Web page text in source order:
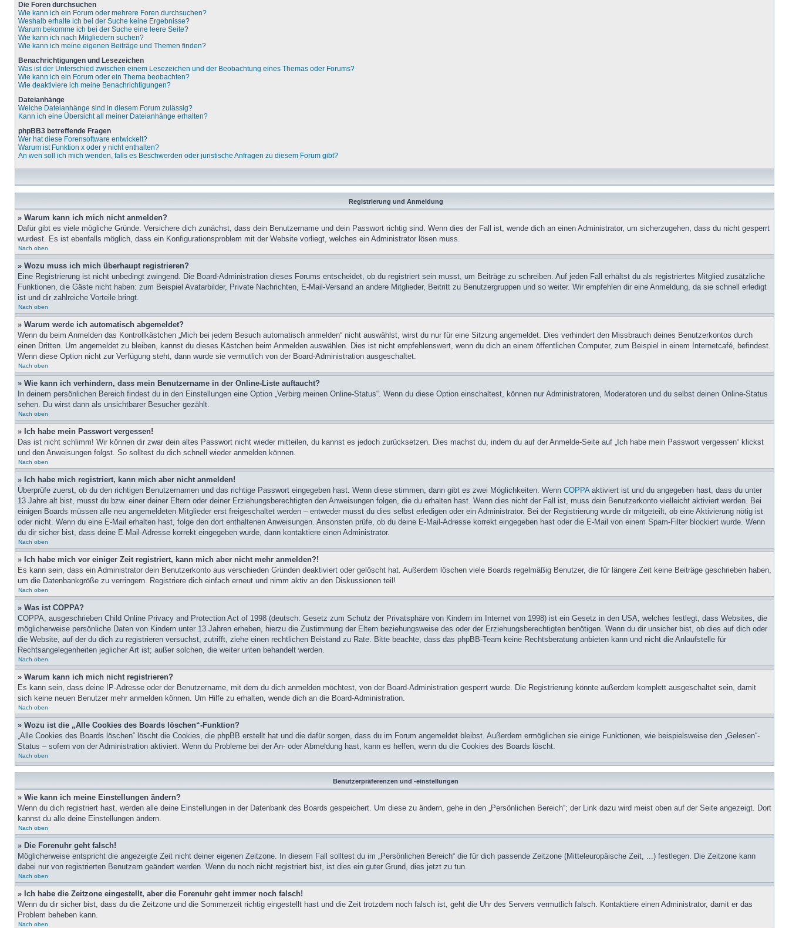
Die Foren durchsuchen
Wie kann ich ein Forum oder mehrere Foren durchsuchen?
Weshalb erhalte ich bei der Suche keine Ergebnisse?
Warum bekomme ich bei der Suche eine leere Seite?
Wie kann ich nach Mitgliedern suchen?
Wie kann ich meine eigenen Beiträge und Themen finden?
Benachrichtigungen und Lesezeichen
Was ist der Unterschied zwischen einem Lesezeichen und der Beobachtung eines Themas oder Forums?
Wie kann ich ein Forum oder ein Thema beobachten?
Wie deaktiviere ich meine Benachrichtigungen?
Dateianhänge
Welche Dateianhänge sind in diesem Forum zulässig?
Kann ich eine Übersicht all meiner Dateianhänge erhalten?
phpBB3 betreffende Fragen
Wer hat diese Forensoftware entwickelt?
Warum ist Funktion x oder y nicht enthalten?
An wen soll ich mich wenden, falls es Beschwerden oder juristische Anfragen zu diesem Forum gibt?
Registrierung und Anmeldung
» Warum kann ich mich nicht anmelden?
Dafür gibt es viele mögliche Gründe. Versichere dich zunächst, dass dein Benutzername und dein Passwort richtig sind. Wenn dies der Fall ist, wende dich an einen Administrator, um sicherzugehen, dass du nicht gesperrt
wurdest. Es ist ebenfalls möglich, dass ein Konfigurationsproblem mit der Website vorliegt, welches ein Administrator lösen muss.
Nach oben
» Wozu muss ich mich überhaupt registrieren?
Eine Registrierung ist nicht unbedingt zwingend. Die Board-Administration dieses Forums entscheidet, ob du registriert sein musst, um Beiträge zu schreiben. Auf jeden Fall erhältst du als registriertes Mitglied zusätzliche
Funktionen, die Gäste nicht haben: zum Beispiel Avatarbilder, Private Nachrichten, E-Mail-Versand an andere Mitglieder, Beitritt zu Benutzergruppen und so weiter. Wir empfehlen dir eine Anmeldung, da sie schnell erledigt
ist und dir zahlreiche Vorteile bringt.
Nach oben
» Warum werde ich automatisch abgemeldet?
Wenn du beim Anmelden das Kontrollkästchen „Mich bei jedem Besuch automatisch anmelden“ nicht auswählst, wirst du nur für eine Sitzung angemeldet. Dies verhindert den Missbrauch deines Benutzerkontos durch
einen Dritten. Um angemeldet zu bleiben, kannst du dieses Kästchen beim Anmelden auswählen. Dies ist nicht empfehlenswert, wenn du dich an einem öffentlichen Computer, zum Beispiel in einem Internetcafé, befindest.
Wenn diese Option nicht zur Verfügung steht, dann wurde sie vermutlich von der Board-Administration ausgeschaltet.
Nach oben
» Wie kann ich verhindern, dass mein Benutzername in der Online-Liste auftaucht?
In deinem persönlichen Bereich findest du in den Einstellungen eine Option „Verbirg meinen Online-Status“. Wenn du diese Option einschaltest, können nur Administratoren, Moderatoren und du selbst deinen Online-Status
sehen. Du wirst dann als unsichtbarer Besucher gezählt.
Nach oben
» Ich habe mein Passwort vergessen!
Das ist nicht schlimm! Wir können dir zwar dein altes Passwort nicht wieder mitteilen, du kannst es jedoch zurücksetzen. Dies machst du, indem du auf der Anmelde-Seite auf „Ich habe mein Passwort vergessen“ klickst
und den Anweisungen folgst. So solltest du dich schnell wieder anmelden können.
Nach oben
» Ich habe mich registriert, kann mich aber nicht anmelden!
Überprüfe zuerst, ob du den richtigen Benutzernamen und das richtige Passwort eingegeben hast. Wenn diese stimmen, dann gibt es zwei Möglichkeiten. Wenn COPPAaktiviert ist und du angegeben hast, dass du unter
13 Jahre alt bist, musst du bzw. einer deiner Eltern oder deiner Erziehungsberechtigten den Anweisungen folgen, die du erhalten hast. Wenn dies nicht der Fall ist, muss dein Benutzerkonto vielleicht aktiviert werden. Bei
einigen Boards müssen alle neu angemeldeten Mitglieder erst freigeschaltet werden – entweder musst du dies selbst erledigen oder ein Administrator. Bei der Registrierung wurde dir mitgeteilt, ob eine Aktivierung nötig ist
oder nicht. Wenn du eine E-Mail erhalten hast, folge den dort enthaltenen Anweisungen. Ansonsten prüfe, ob du deine E-Mail-Adresse korrekt eingegeben hast oder die E-Mail von einem Spam-Filter blockiert wurde. Wenn
du dir sicher bist, dass deine E-Mail-Adresse korrekt eingegeben wurde, dann kontaktiere einen Administrator.
Nach oben
» Ich habe mich vor einiger Zeit registriert, kann mich aber nicht mehr anmelden?!
Es kann sein, dass ein Administrator dein Benutzerkonto aus verschieden Gründen deaktiviert oder gelöscht hat. Außerdem löschen viele Boards regelmäßig Benutzer, die für längere Zeit keine Beiträge geschrieben haben,
um die Datenbankgröße zu verringern. Registriere dich einfach erneut und nimm aktiv an den Diskussionen teil!
Nach oben
» Was ist COPPA?
COPPA, ausgeschrieben Child Online Privacy and Protection Act of 1998 (deutsch: Gesetz zum Schutz der Privatsphäre von Kindern im Internet von 1998) ist ein Gesetz in den USA, welches festlegt, dass Websites, die
möglicherweise persönliche Daten von Kindern unter 13 Jahren erheben, hierzu die Zustimmung der Eltern beziehungsweise des oder der Erziehungsberechtigten benötigen. Wenn du dir unsicher bist, ob dies auf dich oder
die Website, auf der du dich zu registrieren versuchst, zutrifft, ziehe einen rechtlichen Beistand zu Rate. Bitte beachte, dass das phpBB-Team keine Rechtsberatung anbieten kann und nicht die Anlaufstelle für
Rechtsangelegenheiten jeglicher Art ist; außer solchen, die weiter unten behandelt werden.
Nach oben
» Warum kann ich mich nicht registrieren?
Es kann sein, dass deine IP-Adresse oder der Benutzername, mit dem du dich anmelden möchtest, von der Board-Administration gesperrt wurde. Die Registrierung könnte außerdem komplett ausgeschaltet sein, damit
sich keine neuen Benutzer mehr anmelden können. Um Hilfe zu erhalten, wende dich an die Board-Administration.
Nach oben
» Wozu ist die „Alle Cookies des Boards löschen“-Funktion?
„Alle Cookies des Boards löschen“ löscht die Cookies, die phpBB erstellt hat und die dafür sorgen, dass du im Forum angemeldet bleibst. Außerdem ermöglichen sie einige Funktionen, wie beispielsweise den „Gelesen“-
Status – sofern von der Administration aktiviert. Wenn du Probleme bei der An- oder Abmeldung hast, kann es helfen, wenn du die Cookies des Boards löscht.
Nach oben
Benutzerpräferenzen und -einstellungen
» Wie kann ich meine Einstellungen ändern?
Wenn du dich registriert hast, werden alle deine Einstellungen in der Datenbank des Boards gespeichert. Um diese zu ändern, gehe in den „Persönlichen Bereich“; der Link dazu wird meist oben auf der Seite angezeigt. Dort
kannst du alle deine Einstellungen ändern.
Nach oben
» Die Forenuhr geht falsch!
Möglicherweise entspricht die angezeigte Zeit nicht deiner eigenen Zeitzone. In diesem Fall solltest du im „Persönlichen Bereich“ die für dich passende Zeitzone (Mitteleuropäische Zeit, ...) festlegen. Die Zeitzone kann
dabei nur von registrierten Benutzern geändert werden. Wenn du noch nicht registriert bist, ist dies ein guter Grund, dies jetzt zu tun.
Nach oben
» Ich habe die Zeitzone eingestellt, aber die Forenuhr geht immer noch falsch!
Wenn du dir sicher bist, dass du die Zeitzone und die Sommerzeit richtig eingestellt hast und die Zeit trotzdem noch falsch ist, geht die Uhr des Servers vermutlich falsch. Kontaktiere einen Administrator, damit er das
Problem beheben kann.
Nach oben